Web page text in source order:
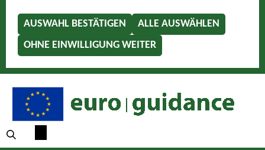
AUSWAHL BESTÄTIGEN
ALLE AUSWÄHLEN
OHNE EINWILLIGUNG WEITER